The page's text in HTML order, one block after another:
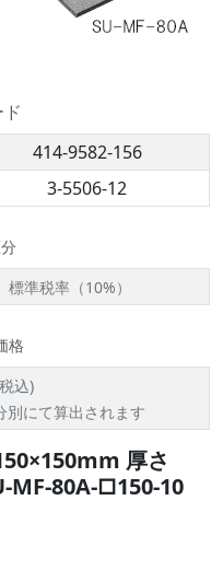
414-9582-156
3-5506-12
標準税率（10%）
格
込)
にて算出されます
厚さ
MF-80A-□150-10